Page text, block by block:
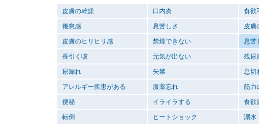
皮膚の乾燥 口内炎 食欲
倦怠感 息苦しさ 皮膚
皮膚のヒリヒリ感 禁煙できない 息苦
長引く咳 元気が出ない 残尿
尿漏れ 失禁 息切
アレルギー疾患がある 服薬忘れ 筋力
便秘 イライラする 食欲
転倒 ヒートショック 溺水